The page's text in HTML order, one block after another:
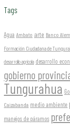
Tags
Agua Ambato arte Banco
Formación Ciudadana de
desarrollo agrícola desarrollo
gobierno
Tungurahua
Caizabanda medio ambiente
manejos de páramos